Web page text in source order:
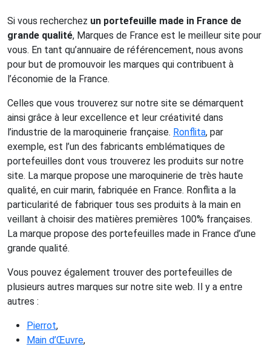
Si vous recherchez un portefeuille made in France de
grande qualité, Marques de France est le meilleur site pour
vous. En tant qu’annuaire de référencement, nous avons
pour but de promouvoir les marques qui contribuent à
l’économie de la France.
Celles que vous trouverez sur notre site se démarquent
ainsi grâce à leur excellence et leur créativité dans
l’industrie de la maroquinerie française. Ronflita, par
exemple, est l’un des fabricants emblématiques de
portefeuilles dont vous trouverez les produits sur notre
site. La marque propose une maroquinerie de très haute
qualité, en cuir marin, fabriquée en France. Ronflita a la
particularité de fabriquer tous ses produits à la main en
veillant à choisir des matières premières 100% françaises.
La marque propose des portefeuilles made in France d’une
grande qualité.
Vous pouvez également trouver des portefeuilles de
plusieurs autres marques sur notre site web. Il y a entre
autres :
Pierrot,
Main d’Œuvre,